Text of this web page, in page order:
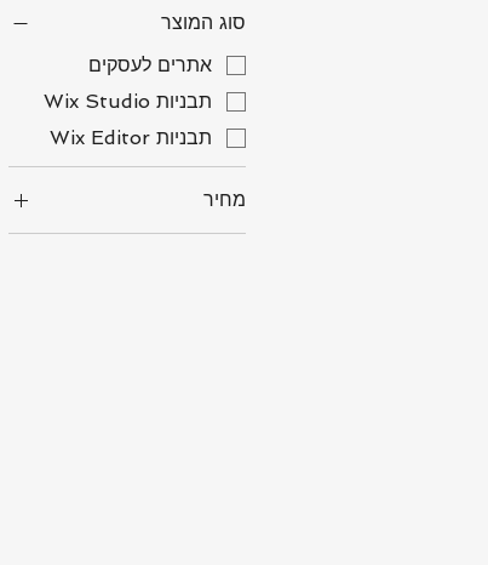
סוג המוצר
אתרים לעסקים
תבניות Wix Studio
תבניות Wix Editor
מחיר